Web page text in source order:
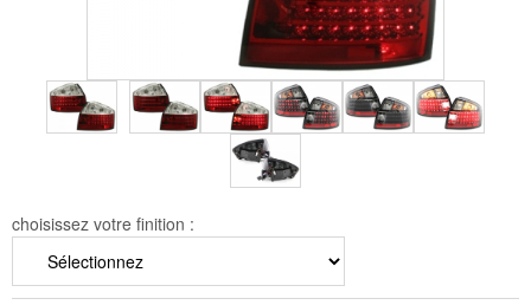
choisissez votre finition :